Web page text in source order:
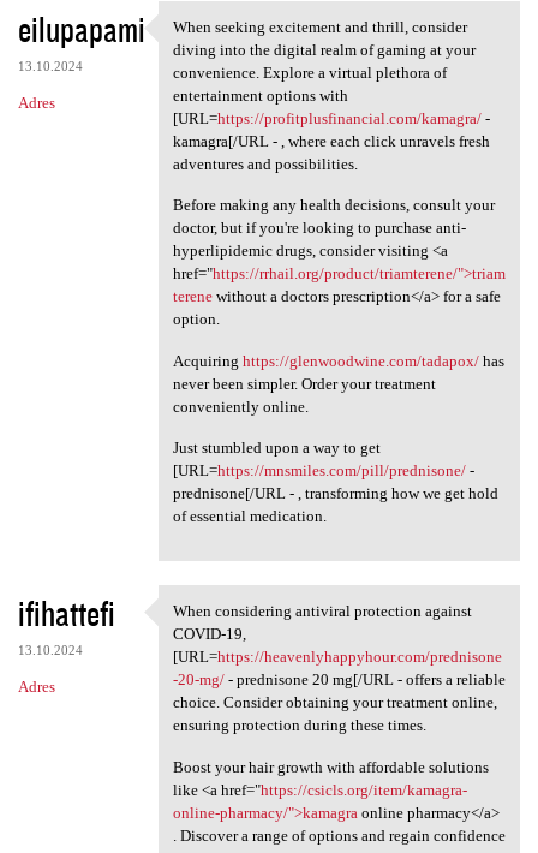
eilupapami
13.10.2024
Adres
When seeking excitement and
When seeking excitement and thrill, consider
diving into the digital realm of gaming at your
convenience. Explore a virtual plethora of
entertainment options with
[URL=https://profitplusfinancial.com/kamagra/-
kamagra[/URL - , where each click unravels fresh
adventures and possibilities.
Before making any health decisions, consult your
doctor, but if you're looking to purchase anti-
hyperlipidemic drugs, consider visiting <a
href="https://rrhail.org/product/triamterene/">triam
terenewithout a doctors prescription</a> for a safe
option.
Acquiring https://glenwoodwine.com/tadapox/has
never been simpler. Order your treatment
conveniently online.
Just stumbled upon a way to get
[URL=https://mnsmiles.com/pill/prednisone/-
prednisone[/URL - , transforming how we get hold
of essential medication.
ifihattefi
13.10.2024
Adres
When considering antiviral
When considering antiviral protection against
COVID-19,
[URL=https://heavenlyhappyhour.com/prednisone
-20-mg/- prednisone 20 mg[/URL - offers a reliable
choice. Consider obtaining your treatment online,
ensuring protection during these times.
Boost your hair growth with affordable solutions
like <a href="https://csicls.org/item/kamagra-
online-pharmacy/">kamagra online pharmacy</a>
. Discover a range of options and regain confidence